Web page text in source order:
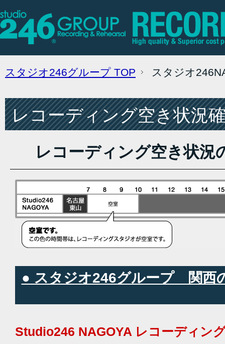
スタジオ246グループ TOP スタジオ
レコーディング空き状況
レコーディング空き状況
● スタジオ246グループ 関西
Studio246 NAGOYA レコーディン